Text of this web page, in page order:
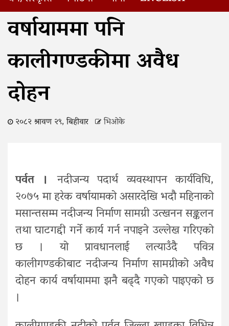
वर्षायाममा पनि
कालीगण्डकीमा अवैध
दोहन
२०८२ श्रावण २९, बिहीवार भिओके
पर्वत ।नदीजन्य पदार्थ व्यवस्थापन कार्यविधि,
२०७५ मा हरेक वर्षायामको असारदेखि भदौ महिनाको
मसान्तसम्म नदीजन्य निर्माण सामग्री उत्खनन सङ्कलन
तथा घाटगद्दी गर्ने कार्य गर्न नपाइने उल्लेख गरिएको
छ । यो प्रावधानलाई लत्याउँदै पवित्र
कालीगण्डकीबाट नदीजन्य निर्माण सामग्रीको अवैध
दोहन कार्य वर्षायाममा झनै बढ्दै गएको पाइएको छ
।